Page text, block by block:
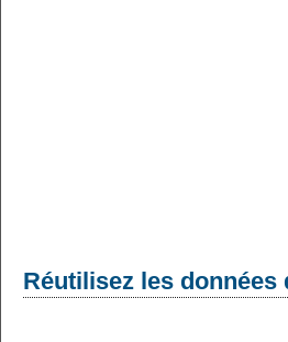
Réutilisez les données